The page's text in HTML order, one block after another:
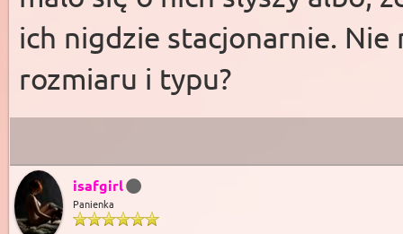
ich nigdzie stacjonarnie. Nie
rozmiaru i typu?
isafgirl
Panienka